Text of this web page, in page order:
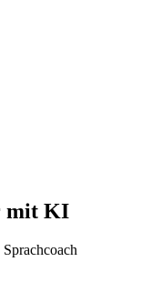
mit KI